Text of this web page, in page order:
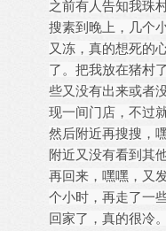
之前有人告知我珠
搜素到晚上，几个
又冻，真的想死的
了。把我放在猪村
些又没有出来或者
现一间门店，不过
然后附近再搜搜，
附近又没有看到其
再回来，嘿嘿，又
个小时，再走了一
回家了，真的很冷